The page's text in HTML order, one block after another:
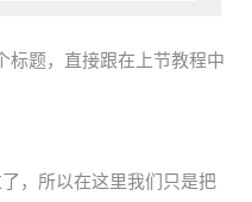
标题，直接跟在上节教程中
，所以在这里我们只是把